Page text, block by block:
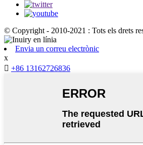
© Copyright - 2010-2021 : Tots els drets
Envia un correu electrònic
x
 +86 13162726836